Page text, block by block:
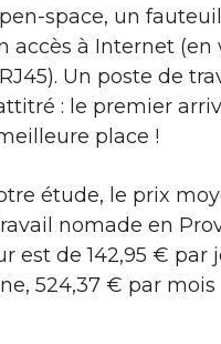
space, un
accès à Internet (en
Un poste de
: le premier
place !
étude, le prix
nomade en
est de 142,95 € par
524,37 € par mois